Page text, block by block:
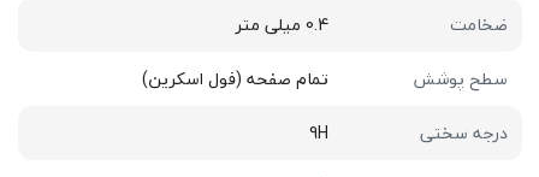
ضخامت
0.4 میلی متر
سطح پوشش
تمام صفحه (فول اسکرین)
درجه سختی
9H